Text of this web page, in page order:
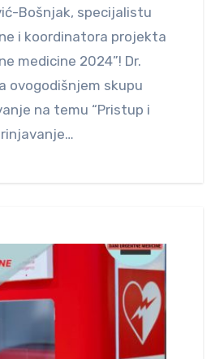
Bošnjak, specijalistu
i koordinatora projekta
medicine 2024”! Dr.
ovogodišnjem skupu
na temu “Pristup i